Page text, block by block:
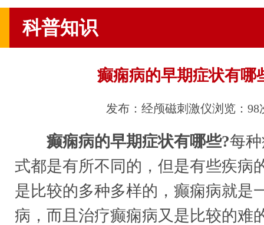
科普知识
癫痫病的早期症状有哪
发布：经颅磁刺激仪浏览：98
癫痫病的早期症状有哪些?每
式都是有所不同的，但是有些疾病
是比较的多种多样的，癫痫病就是
病，而且治疗癫痫病又是比较的难